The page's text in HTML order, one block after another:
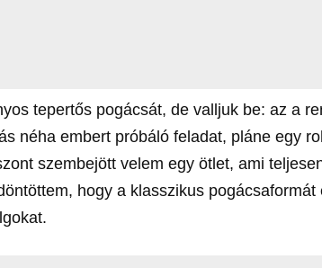
tepertős pogácsát, de valljuk be: az a
néha embert próbáló feladat, pláne egy
szembejött velem egy ötlet, ami
hogy a klasszikus pogácsaformát